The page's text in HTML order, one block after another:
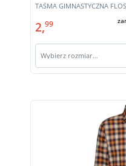
TAŚMA GIMNASTYCZNA
2,99
Wybierz rozmiar…